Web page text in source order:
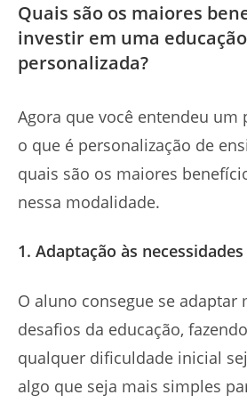
Quais são os maiores
investir em uma educação
personalizada?
Agora que você entendeu um
o que é personalização de
quais são os maiores
nessa modalidade.
1. Adaptação às
O aluno consegue se adaptar
desafios da educação,
qualquer dificuldade inicial
algo que seja mais simples